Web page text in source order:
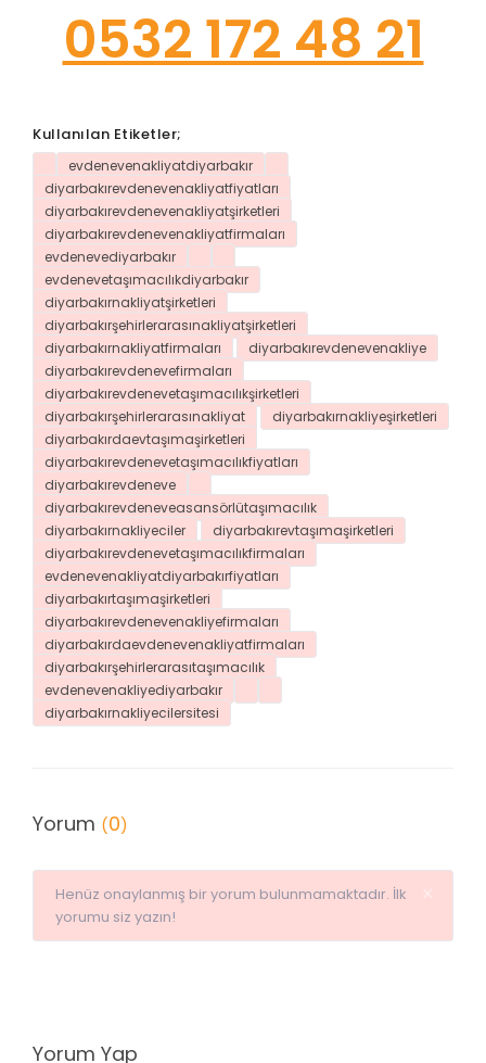
0532 172 48 21
Kullanılan Etiketler;
evdenevenakliyatdiyarbakır
diyarbakırevdenevenakliyatfiyatları
diyarbakırevdenevenakliyatşirketleri
diyarbakırevdenevenakliyatfirmaları
evdenevediyarbakır
evdenevetaşımacılıkdiyarbakır
diyarbakırnakliyatşirketleri
diyarbakırşehirlerarasınakliyatşirketleri
diyarbakırnakliyatfirmaları
diyarbakırevdenevenakliye
diyarbakırevdenevefirmaları
diyarbakırevdenevetaşımacılıkşirketleri
diyarbakırşehirlerarasınakliyat
diyarbakırnakliyeşirketleri
diyarbakırdaevtaşımaşirketleri
diyarbakırevdenevetaşımacılıkfiyatları
diyarbakırevdeneve
diyarbakırevdeneveasansörlütaşımacılık
diyarbakırnakliyeciler
diyarbakırevtaşımaşirketleri
diyarbakırevdenevetaşımacılıkfirmaları
evdenevenakliyatdiyarbakırfiyatları
diyarbakırtaşımaşirketleri
diyarbakırevdenevenakliyefirmaları
diyarbakırdaevdenevenakliyatfirmaları
diyarbakırşehirlerarasıtaşımacılık
evdenevenakliyediyarbakır
diyarbakırnakliyecilersitesi
Yorum (0)
Henüz onaylanmış bir yorum bulunmamaktadır. İlk
yorumu siz yazın!
Yorum Yap